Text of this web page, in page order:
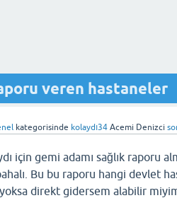
veren hastaneler
kategorisinde kolaydı34 Acemi Denizci
için gemi adamı sağlık raporu
Bu bu raporu hangi devlet
direkt gidersem alabilir